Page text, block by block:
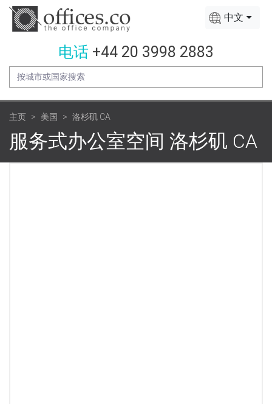
中文
电话 +44 20 3998 2883
主页 美国 洛杉矶 CA
服务式办公室空间 洛杉矶 CA